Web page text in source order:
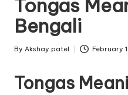
p
G
u
r
Tongas
Bengali
Posted
By Akshay patel February
Tongas